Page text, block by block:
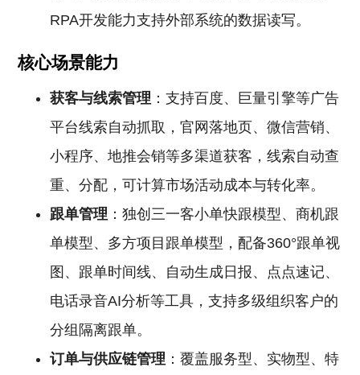
RPA开发能力支持外部系统的数据读写。
核心场景能力
获客与线索管理 ：支持百度、巨量引擎等广告
平台线索自动抓取，官网落地页、微信营销、
小程序、地推会销等多渠道获客，线索自动查
重、分配，可计算市场活动成本与转化率。
跟单管理 ：独创三一客小单快跟模型、商机跟
单模型、多方项目跟单模型，配备360°跟单视
图、跟单时间线、自动生成日报、点点速记、
电话录音AI分析等工具，支持多级组织客户的
分组隔离跟单。
订单与供应链管理 ：覆盖服务型、实物型、特